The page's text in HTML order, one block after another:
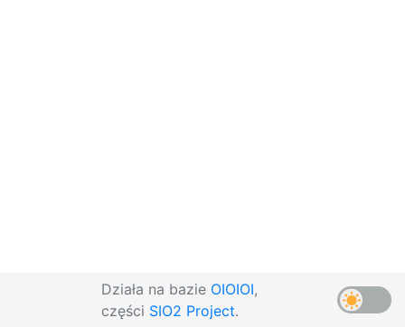
Działa na bazie OIOIOI,
części SIO2 Project.